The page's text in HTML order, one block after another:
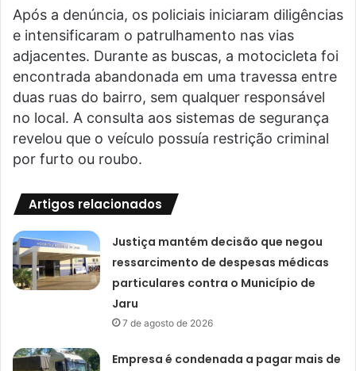
Após a denúncia, os policiais iniciaram diligências
e intensificaram o patrulhamento nas vias
adjacentes. Durante as buscas, a motocicleta foi
encontrada abandonada em uma travessa entre
duas ruas do bairro, sem qualquer responsável
no local. A consulta aos sistemas de segurança
revelou que o veículo possuía restrição criminal
por furto ou roubo.
Artigos relacionados
Justiça mantém decisão que negou
ressarcimento de despesas médicas
particulares contra o Município de
Jaru
7 de agosto de 2026
Empresa é condenada a pagar mais de